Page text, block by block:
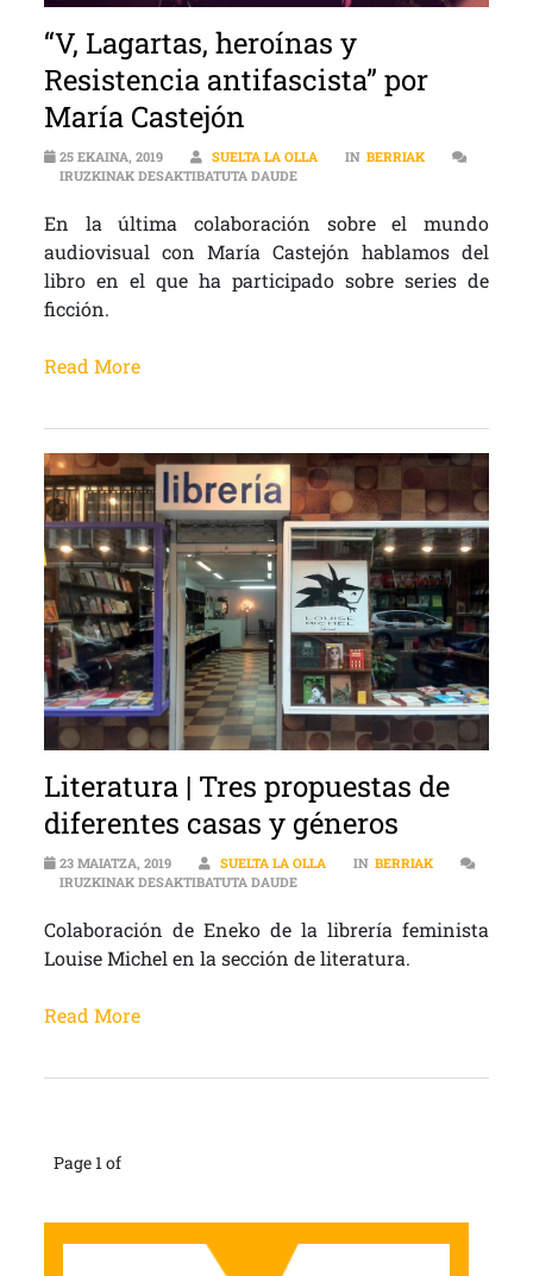
“V, Lagartas, heroínas y
Resistencia antifascista” por
María Castejón
25 EKAINA, 2019 SUELTA LA OLLA IN BERRIAK
IRUZKINAK DESAKTIBATUTA DAUDE“V, LAGARTAS, HEROÍNAS Y
En la última colaboración sobre el mundo
audiovisual con María Castejón hablamos del
libro en el que ha participado sobre series de
ficción.
Read More
Literatura | Tres propuestas de
diferentes casas y géneros
23 MAIATZA, 2019 SUELTA LA OLLA IN BERRIAK
IRUZKINAK DESAKTIBATUTA DAUDELITERATURA | TRES PROPUESTAS
Colaboración de Eneko de la librería feminista
Louise Michel en la sección de literatura.
Read More
Page 1 of